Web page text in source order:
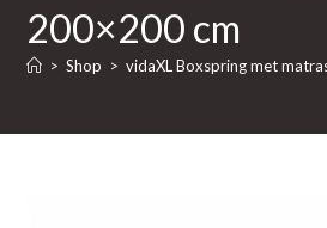
200×200 cm
> Shop > vidaXL Boxspring met